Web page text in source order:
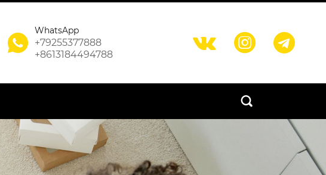

WhatsApp
+79255377888
+8613184494788
  
